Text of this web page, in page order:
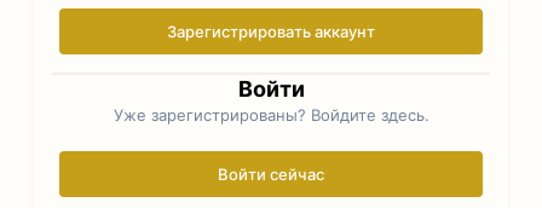
Зарегистрировать аккаунт
Войти
Уже зарегистрированы? Войдите здесь.
Войти сейчас